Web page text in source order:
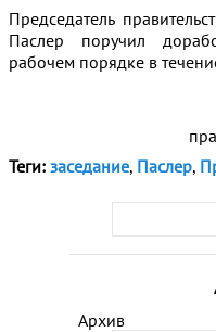
Архив
Председатель
Паслер поручил
рабочем порядке в
Теги: заседание, Паслер,